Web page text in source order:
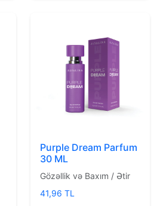
Purple Dream Parfum
30 ML
Gözəllik və Baxım / Ətir
41,96 TL